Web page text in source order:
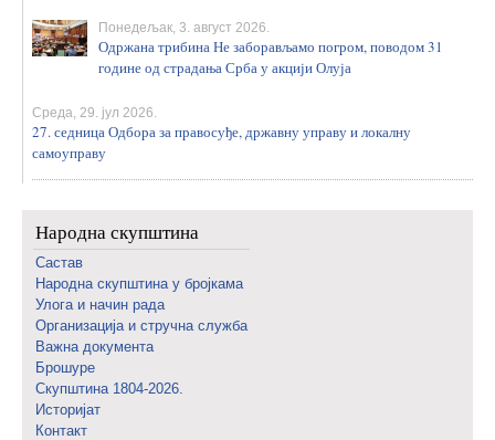
Понедељак, 3. август 2026.
Одржана трибина Не заборављамо погром, поводом 31
године од страдања Срба у акцији Олуја
Среда, 29. јул 2026.
27. седница Одбора за правосуђе, државну управу и локалну
самоуправу
Народна скупштина
Састав
Народна скупштина у бројкама
Улога и начин рада
Организација и стручна служба
Важна документа
Брошуре
Скупштина 1804-2026.
Историјат
Контакт